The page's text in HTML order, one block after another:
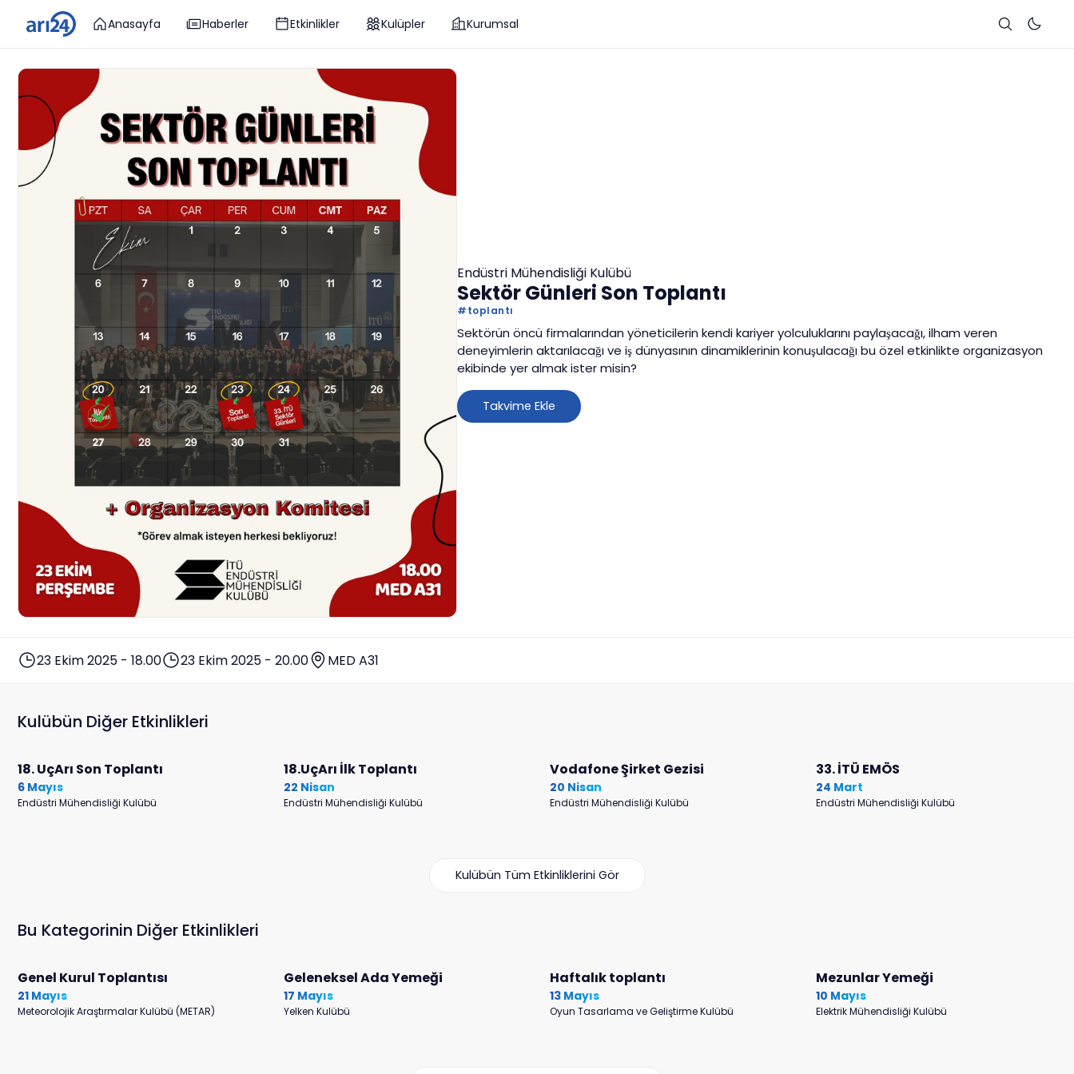
Anasayfa Haberler Etkinlikler Kulüpler Kurumsal
Endüstri Mühendisliği Kulübü
Sektör Günleri Son Toplantı
#toplantı
Sektörün öncü firmalarından yöneticilerin kendi kariyer yolculuklarını paylaşacağı, ilham veren
deneyimlerin aktarılacağı ve iş dünyasının dinamiklerinin konuşulacağı bu özel etkinlikte organizasyon
ekibinde yer almak ister misin?
Takvime Ekle
23 Ekim 2025 - 18.00 23 Ekim 2025 - 20.00 MED A31
Kulübün Diğer Etkinlikleri
18. UçArı Son Toplantı
6 Mayıs
Endüstri Mühendisliği Kulübü
18.UçArı İlk Toplantı
22 Nisan
Endüstri Mühendisliği Kulübü
Vodafone Şirket Gezisi
20 Nisan
Endüstri Mühendisliği Kulübü
33. İTÜ EMÖS
24 Mart
Endüstri Mühendisliği Kulübü
Kulübün Tüm Etkinliklerini Gör
Bu Kategorinin Diğer Etkinlikleri
Genel Kurul Toplantısı
21 Mayıs
Meteorolojik Araştırmalar Kulübü (METAR)
Geleneksel Ada Yemeği
17 Mayıs
Yelken Kulübü
Haftalık toplantı
13 Mayıs
Oyun Tasarlama ve Geliştirme Kulübü
Mezunlar Yemeği
10 Mayıs
Elektrik Mühendisliği Kulübü